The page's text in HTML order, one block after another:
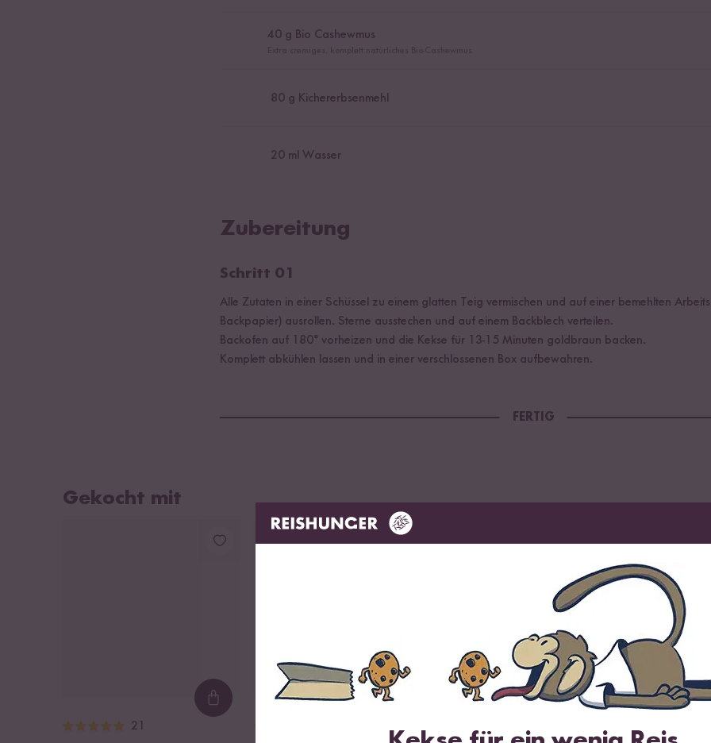
40g Bio Cashewmus
80g Kichererbsenmehl
20ml Wasser
Zubereitung
Schritt 01
Alle Zutaten in einer Schüssel zu einem glatten Teig vermischen und auf einer bemehlten
Backpapier) ausrollen. Sterne ausstechen und auf einem Backblech verteilen.
Backofen auf 180° vorheizen und die Kekse für 13-15 Minuten goldbraun backen.
Komplett abkühlen lassen und in einer verschlossenen Box aufbewahren.
FERTIG
Gekocht mit
Loading...
21